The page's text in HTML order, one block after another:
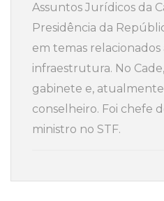
Assuntos Jurídicos da
Presidência da
em temas relacionados
infraestrutura. No
gabinete e,
conselheiro. Foi chefe
ministro no STF.